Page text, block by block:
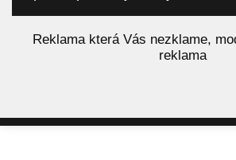
Reklama která Vás nezklame,
reklama